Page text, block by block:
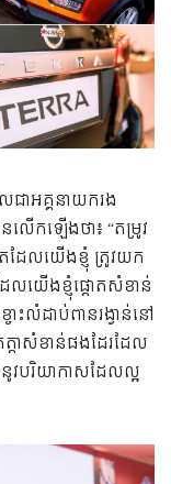
ជាអគ្គនាយករង
លើកឡើងថា៖ “តម្រូវ​
ែលយើងខ្ញុំ ត្រូវយក
យើងខ្ញុំផ្តោតសំខាន់
ះលំដាប់ពានរង្វាន់នៅ
តា​សំខាន់​ផងដែរដែល​
នូវបរិយាកាសដែលល្អ